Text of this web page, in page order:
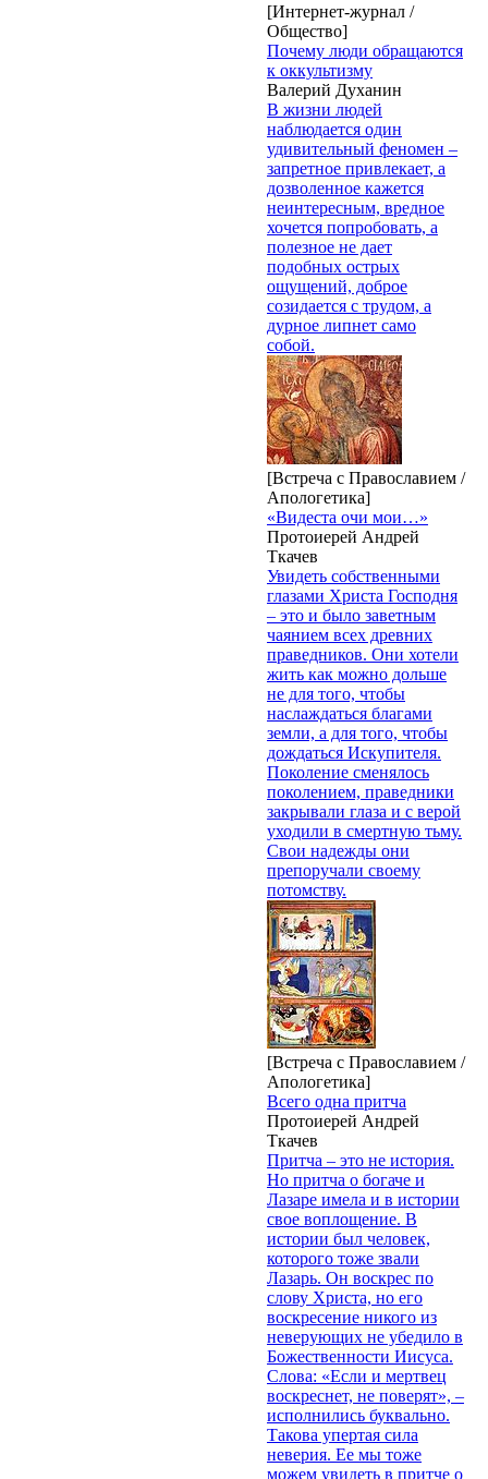
[Интернет-журнал /
Общество]
Почему люди обращаются
к оккультизму
Валерий Духанин
В жизни людей
наблюдается один
удивительный феномен –
запретное привлекает, а
дозволенное кажется
неинтересным, вредное
хочется попробовать, а
полезное не дает
подобных острых
ощущений, доброе
созидается с трудом, а
дурное липнет само
собой.
[Встреча с Православием /
Апологетика]
«Видеста очи мои…»
Протоиерей Андрей
Ткачев
Увидеть собственными
глазами Христа Господня
– это и было заветным
чаянием всех древних
праведников. Они хотели
жить как можно дольше
не для того, чтобы
наслаждаться благами
земли, а для того, чтобы
дождаться Искупителя.
Поколение сменялось
поколением, праведники
закрывали глаза и с верой
уходили в смертную тьму.
Свои надежды они
препоручали своему
потомству.
[Встреча с Православием /
Апологетика]
Всего одна притча
Протоиерей Андрей
Ткачев
Притча – это не история.
Но притча о богаче и
Лазаре имела и в истории
свое воплощение. В
истории был человек,
которого тоже звали
Лазарь. Он воскрес по
слову Христа, но его
воскресение никого из
неверующих не убедило в
Божественности Иисуса.
Слова: «Если и мертвец
воскреснет, не поверят», –
исполнились буквально.
Такова упертая сила
неверия. Ее мы тоже
можем увидеть в притче о